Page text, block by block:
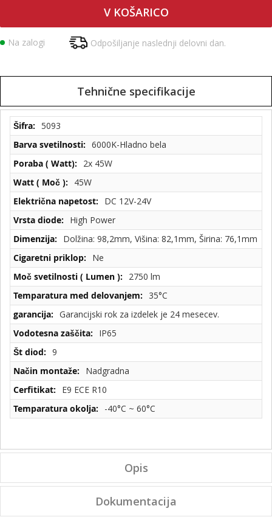
V KOŠARICO
Na zalogi Odpošiljanje naslednji delovni dan.
Tehnične specifikacije
Tehnične
specifikacije
5093
6000K-Hladno bela
2x 45W
45W
DC 12V-24V
High Power
Dolžina: 98,2mm, Višina: 82,1mm, Širina: 76,1mm
Ne
2750 lm
35°C
Garancijski rok za izdelek je 24 mesecev.
IP65
9
Nadgradna
E9 ECE R10
-40°C ~ 60°C
Opis
Dokumentacija